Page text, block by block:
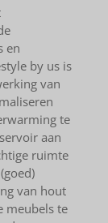
en
by us is
van
te
aan
ruimte
van hout
meubels te